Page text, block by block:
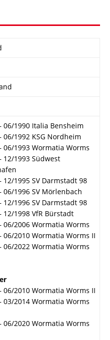
06/1990 Italia Bensheim
06/1992 KSG Nordheim
06/1993 Wormatia Worms
12/1993 Südwest
12/1995 SV Darmstadt 98
06/1996 SV Mörlenbach
12/1996 SV Darmstadt 98
12/1998 VfR Bürstadt
06/2006 Wormatia Worms
06/2010 Wormatia Worms II
06/2022 Wormatia Worms
06/2010 Wormatia Worms II
03/2014 Wormatia Worms
06/2020 Wormatia Worms